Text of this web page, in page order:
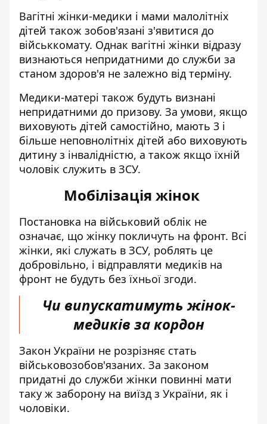
Вагітні жінки-медики і мами малолітніх
дітей також зобов'язані з'явитися до
військкомату. Однак вагітні жінки відразу
визнаються непридатними до служби за
станом здоров'я не залежно від терміну.
Медики-матері також будуть визнані
непридатними до призову. За умови, якщо
виховують дітей самостійно, мають 3 і
більше неповнолітніх дітей або виховують
дитину з інвалідністю, а також якщо їхній
чоловік служить в ЗСУ.
Мобілізація жінок
Постановка на військовий облік не
означає, що жінку покличуть на фронт. Всі
жінки, які служать в ЗСУ, роблять це
добровільно, і відправляти медиків на
фронт не будуть без їхньої згоди.
Чи випускатимуть жінок-
медиків за кордон
Закон України не розрізняє стать
військовозобов'язаних. За законом
придатні до служби жінки повинні мати
таку ж заборону на виїзд з України, як і
чоловіки.